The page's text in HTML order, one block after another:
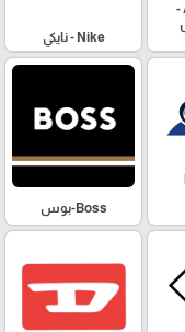
Adidas -
Nike - نايكي
Boss-بوس